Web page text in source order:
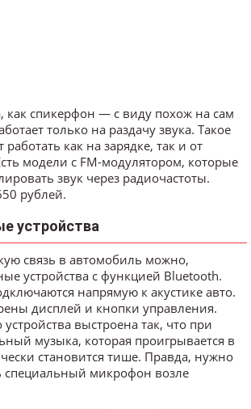
как спикерфон — с виду похож на сам
только на раздачу звука. Такое
как на зарядке, так и от
модели с FM-модулятором, которые
звук через радиочастоты.
рублей.
устройства
связь в автомобиль можно,
устройства с функцией Bluetooth.
напрямую к акустике авто.
дисплей и кнопки управления.
устройства выстроена так, что при
музыка, которая проигрывается в
становится тише. Правда, нужно
специальный микрофон возле